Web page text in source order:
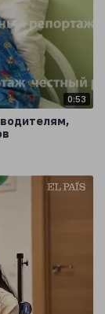
0:53